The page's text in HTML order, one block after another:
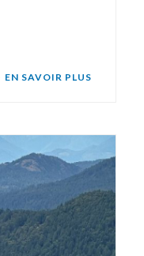
EN SAVOIR PLUS